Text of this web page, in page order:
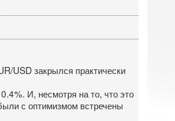
USD закрылся практически
И, несмотря на то, что это
с оптимизмом встречены